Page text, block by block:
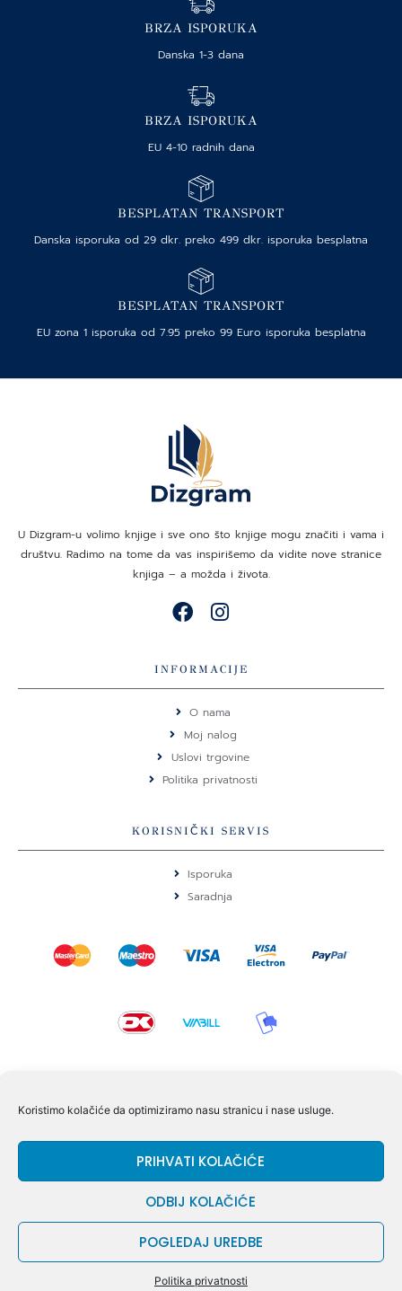
Koristimo kolačiće da optimiziramo nasu stranicu i nase usluge.
PRIHVATI KOLAČIĆE
ODBIJ KOLAČIĆE
POGLEDAJ UREDBE
Politika privatnosti
BRZA ISPORUKA
Danska 1-3 dana
BRZA ISPORUKA
EU 4-10 radnih dana
BESPLATAN TRANSPORT
Danska isporuka od 29 dkr. preko 499 dkr. isporuka besplatna
BESPLATAN TRANSPORT
EU zona 1 isporuka od 7.95 preko 99 Euro isporuka besplatna
U Dizgram-u volimo knjige i sve ono što knjige mogu značiti i vama i
društvu. Radimo na tome da vas inspirišemo da vidite nove stranice
knjiga – a možda i života.
F
e
b
o
o
k
I
t
a
g
r
a
m
INFORMACIJE
O nama
Moj nalog
Uslovi trgovine
Politika privatnosti
KORISNIČKI SERVIS
Isporuka
Saradnja
Volmersvej 11 6000 Kolding Danska
+45 60609846
CVR Nr. 42779997
OD:DIZGRAM